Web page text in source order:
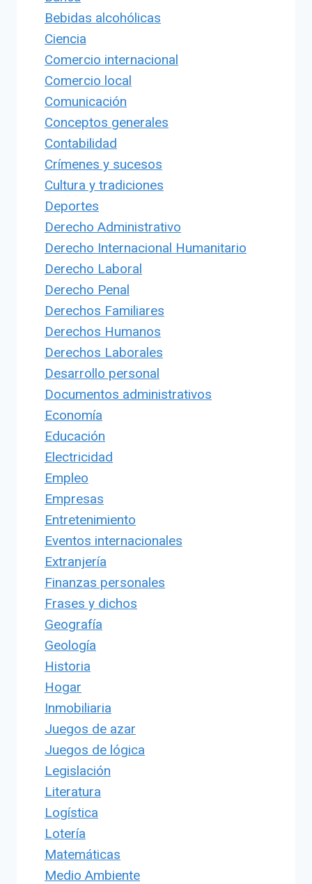
Bebidas alcohólicas
Ciencia
Comercio internacional
Comercio local
Comunicación
Conceptos generales
Contabilidad
Crímenes y sucesos
Cultura y tradiciones
Deportes
Derecho Administrativo
Derecho Internacional Humanitario
Derecho Laboral
Derecho Penal
Derechos Familiares
Derechos Humanos
Derechos Laborales
Desarrollo personal
Documentos administrativos
Economía
Educación
Electricidad
Empleo
Empresas
Entretenimiento
Eventos internacionales
Extranjería
Finanzas personales
Frases y dichos
Geografía
Geología
Historia
Hogar
Inmobiliaria
Juegos de azar
Juegos de lógica
Legislación
Literatura
Logística
Lotería
Matemáticas
Medio Ambiente